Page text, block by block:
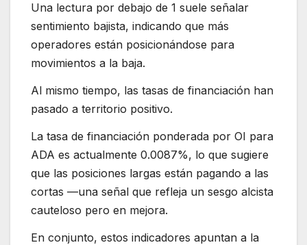
Una lectura por debajo de 1 suele señalar
sentimiento bajista, indicando que más
operadores están posicionándose para
movimientos a la baja.
Al mismo tiempo, las tasas de financiación han
pasado a territorio positivo.
La tasa de financiación ponderada por OI para
ADA es actualmente 0.0087%, lo que sugiere
que las posiciones largas están pagando a las
cortas —una señal que refleja un sesgo alcista
cauteloso pero en mejora.
En conjunto, estos indicadores apuntan a la